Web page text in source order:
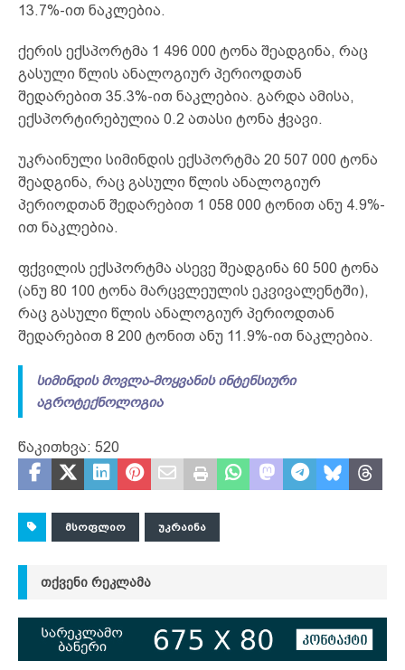
13.7%-ით ნაკლებია.
ქერის ექსპორტმა 1 496 000 ტონა შეადგინა, რაც
გასული წლის ანალოგიურ პერიოდთან
შედარებით 35.3%-ით ნაკლებია. გარდა ამისა,
ექსპორტირებულია 0.2 ათასი ტონა ჭვავი.
უკრაინული სიმინდის ექსპორტმა 20 507 000 ტონა
შეადგინა, რაც გასული წლის ანალოგიურ
პერიოდთან შედარებით 1 058 000 ტონით ანუ 4.9%-
ით ნაკლებია.
ფქვილის ექსპორტმა ასევე შეადგინა 60 500 ტონა
(ანუ 80 100 ტონა მარცვლეულის ეკვივალენტში),
რაც გასული წლის ანალოგიურ პერიოდთან
შედარებით 8 200 ტონით ანუ 11.9%-ით ნაკლებია.
სიმინდის მოვლა-მოყვანის ინტენსიური
აგროტექნოლოგია
წაკითხვა: 520
ᲛᲡᲝᲤᲚᲘᲝ ᲣᲙᲠᲐᲘᲜᲐ
ᲗᲥᲕᲔᲜᲘ ᲠᲔᲙᲚᲐᲛᲐ